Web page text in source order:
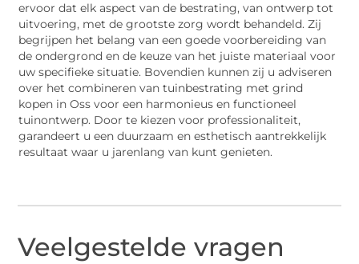
ervoor dat elk aspect van de bestrating, van ontwerp tot
uitvoering, met de grootste zorg wordt behandeld. Zij
begrijpen het belang van een goede voorbereiding van
de ondergrond en de keuze van het juiste materiaal voor
uw specifieke situatie. Bovendien kunnen zij u adviseren
over het combineren van tuinbestrating met grind
kopen in Oss voor een harmonieus en functioneel
tuinontwerp. Door te kiezen voor professionaliteit,
garandeert u een duurzaam en esthetisch aantrekkelijk
resultaat waar u jarenlang van kunt genieten.
Veelgestelde vragen